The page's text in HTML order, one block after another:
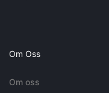
Om Oss
Om oss